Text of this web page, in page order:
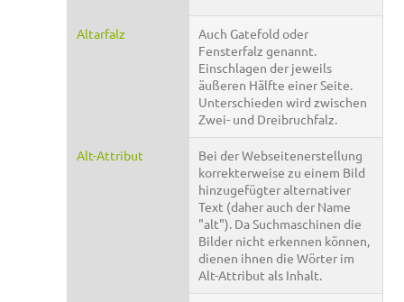
Altarfalz
Auch Gatefold oder
Fensterfalz genannt.
Einschlagen der jeweils
äußeren Hälfte einer Seite.
Unterschieden wird zwischen
Zwei- und Dreibruchfalz.
Alt-Attribut
Bei der Webseitenerstellung
korrekterweise zu einem Bild
hinzugefügter alternativer
Text (daher auch der Name
"alt"). Da Suchmaschinen die
Bilder nicht erkennen können,
dienen ihnen die Wörter im
Alt-Attribut als Inhalt.